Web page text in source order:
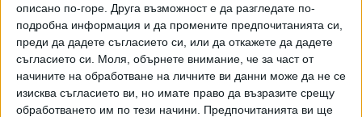
описано по-горе. Друга възможност е да разгледате по-
подробна информация и да промените предпочитанията си,
преди да дадете съгласието си, или да откажете да дадете
съгласието си.
Моля, обърнете внимание, че за част от
начините на обработване на личните ви данни може да не се
изисква съгласието ви, но имате право да възразите срещу
обработването им по тези начини. Предпочитанията ви ще
закон, за да се гарантира, че в него са спазени всички
конституционни права и интереси на всички граждани на
Украйна", е цитиран Зеленски от пресслужбата си.
Според него в зависимост от резултатите на анализа,
той ще реагира в съответствие с конституционните
правомощия на президента и в интерес на